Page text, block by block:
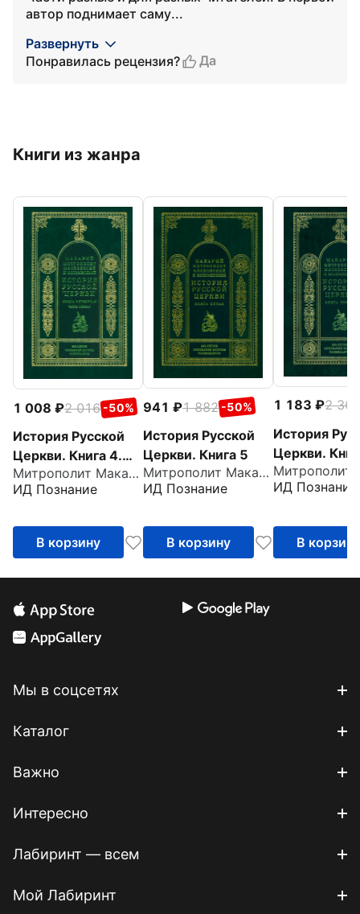
автор поднимает саму...
Развернуть
Понравилась рецензия?
Да
Книги из жанра
1 008 2 016 -50%
История Русской
Церкви. Книга 4.
Часть 1
Митрополит Макарий Московский
ИД Познание
В корзину
941 1 882 -50%
История Русской
Церкви. Книга 5
Митрополит Макарий Московский
ИД Познание
В корзину
1 183
2 366
История
Церкви.
ИД Познание
В корзину
Мы в соцсетях
Каталог
Важно
Интересно
Лабиринт — всем
Мой Лабиринт